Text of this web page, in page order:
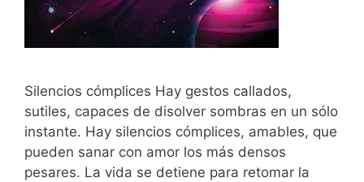
Silencios cómplices Hay gestos callados,
sutiles, capaces de disolver sombras en un sólo
instante. Hay silencios cómplices, amables, que
pueden sanar con amor los más densos
pesares. La vida se detiene para retomar la